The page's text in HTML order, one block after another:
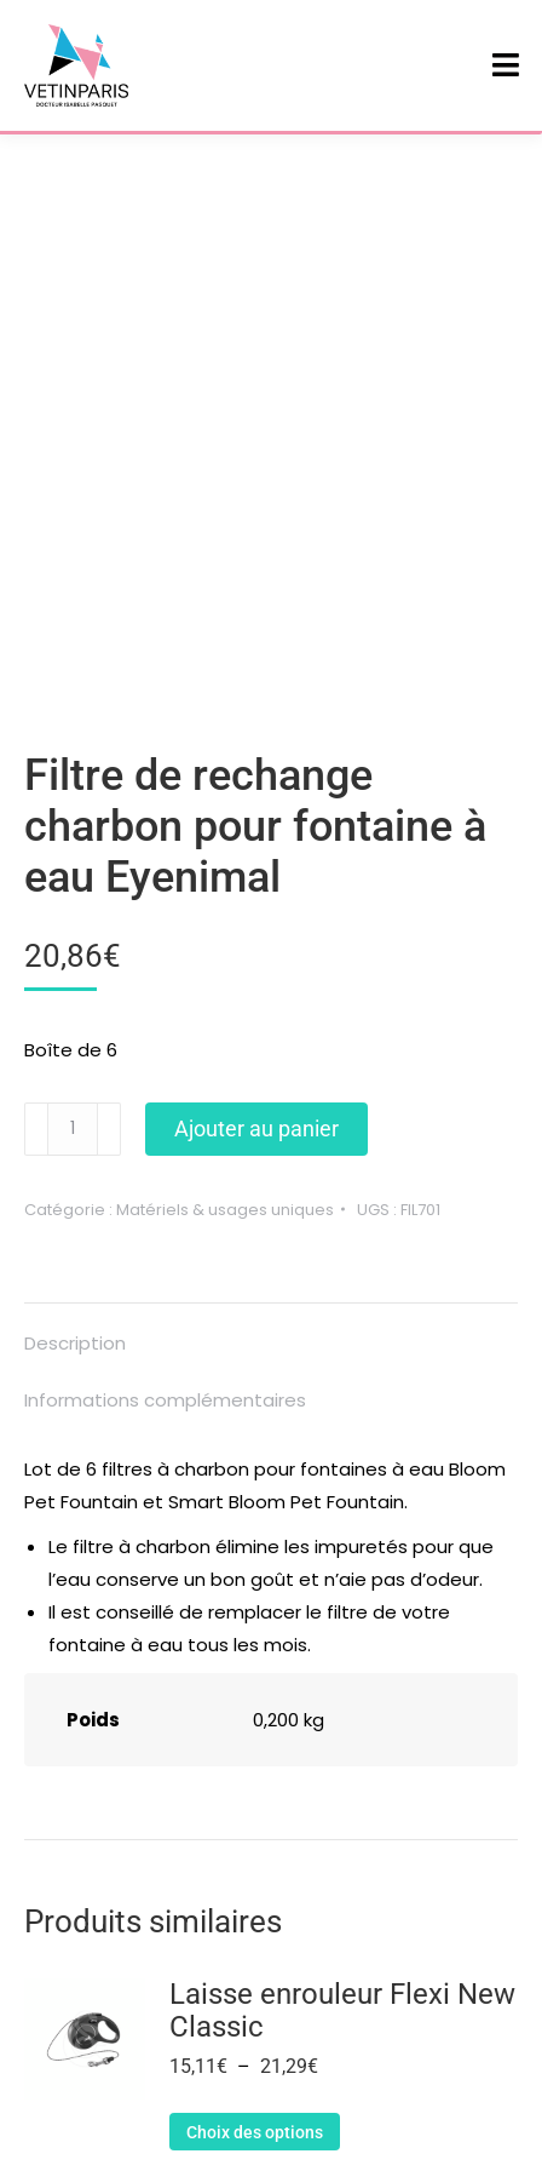
Filtre de rechange
charbon pour fontaine à
eau Eyenimal
20,86€
Boîte de 6
Ajouter au panier
Catégorie : Matériels & usages uniques UGS : FIL701
Description
Informations complémentaires
Lot de 6 filtres à charbon pour fontaines à eau Bloom
Pet Fountain et Smart Bloom Pet Fountain.
Le filtre à charbon élimine les impuretés pour que
l’eau conserve un bon goût et n’aie pas d’odeur.
Il est conseillé de remplacer le filtre de votre
fontaine à eau tous les mois.
Poids 0,200 kg
Produits similaires
Laisse enrouleur Flexi New
Classic
15,11€ – 21,29€
Choix des options